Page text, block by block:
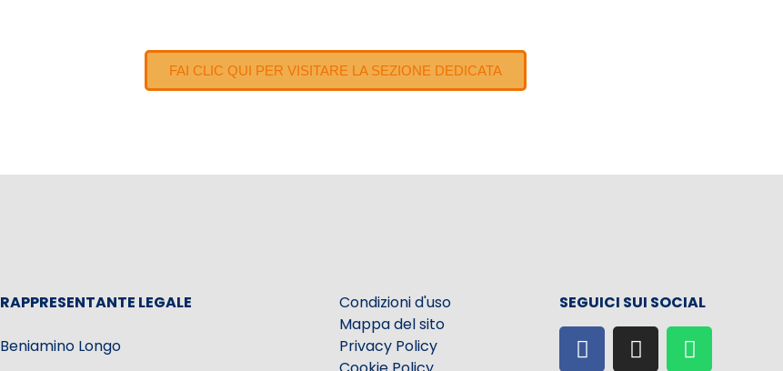
FAI CLIC QUI PER VISITARE LA SEZIONE DEDICATA
RAPPRESENTANTE LEGALE
Beniamino Longo
Condizioni d'uso
Mappa del sito
Privacy Policy
SEGUICI SUI SOCIAL